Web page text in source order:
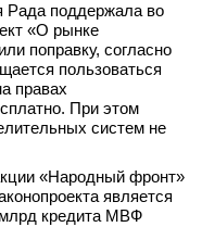
Рада поддержала во
«О рынке
поправку, согласно
пользоваться
правах
При этом
систем не
«Народный фронт»
является
кредита МВФ